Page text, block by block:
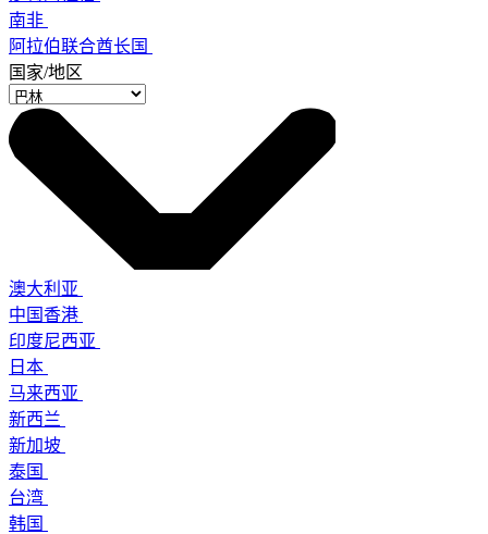
南非
阿拉伯联合酋长国
国家/地区
澳大利亚
中国香港
印度尼西亚
日本
马来西亚
新西兰
新加坡
泰国
台湾
韩国